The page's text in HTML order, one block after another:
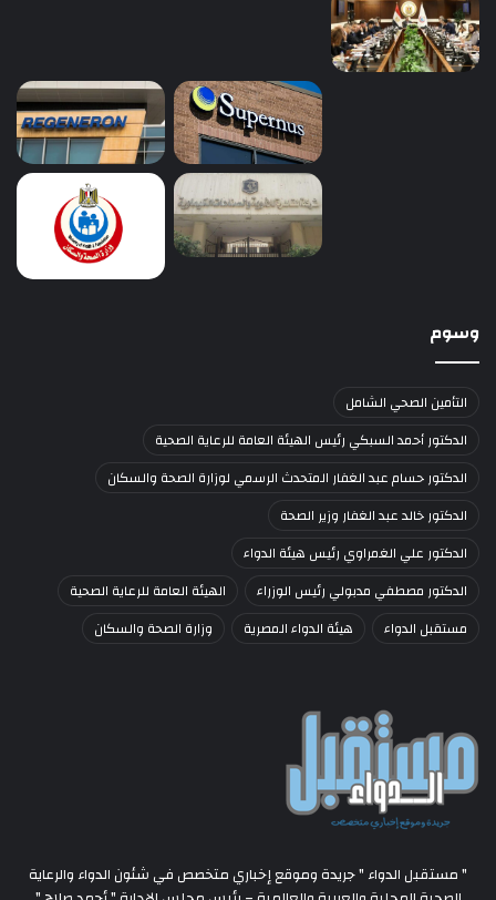
وسوم
التأمين الصحي الشامل
الدكتور أحمد السبكي رئيس الهيئة العامة للرعاية الصحية
الدكتور حسام عبد الغفار المتحدث الرسمي لوزارة الصحة والسكان
الدكتور خالد عبد الغفار وزير الصحة
الدكتور علي الغمراوي رئيس هيئة الدواء
الدكتور مصطفي مدبولي رئيس الوزراء
الهيئة العامة للرعاية الصحية
مستقبل الدواء
هيئة الدواء المصرية وزارة الصحة والسكان
" مستقبل الدواء " جريدة وموقع إخباري متخصص في شئون الدواء والرعاية